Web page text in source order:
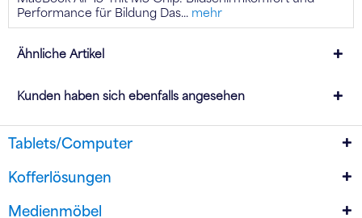
Performance für Bildung Das...
mehr
Ähnliche Artikel
Kunden haben sich ebenfalls angesehen
Tablets/Computer
Kofferlösungen
Medienmöbel